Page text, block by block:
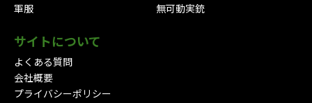
軍服
無可動実銃
サイトについて
よくある質問
会社概要
プライバシーポリシー